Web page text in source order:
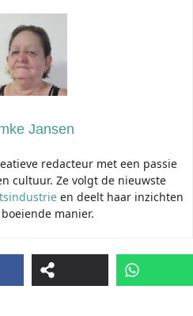
Jansen
redacteur met een passie
cultuur. Ze volgt de nieuwste
en deelt haar inzichten
manier.